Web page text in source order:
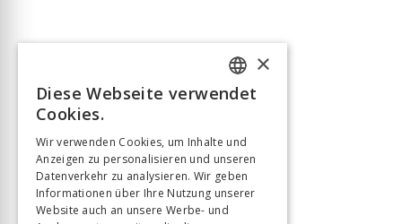
Swiss Journal of Sociocultural Anthropology
20 Mai 2026
Reciprocal Vulnerability: Privilege, Violence, and
Solidarity From Fieldwork to Academia
31/2025
01 Jan. 2025
Forms of Autonomy: Assembly Practices and
FRENCH
ITALIAN
×
Diese Webseite verwendet
Cookies.
Wir verwenden Cookies, um Inhalte und
Anzeigen zu personalisieren und unseren
Datenverkehr zu analysieren. Wir geben
Informationen über Ihre Nutzung unserer
Website auch an unsere Werbe- und